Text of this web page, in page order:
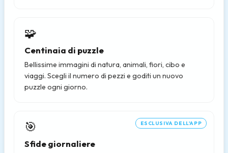
🧩
Centinaia di puzzle
Bellissime immagini di natura, animali, fiori, cibo e
viaggi. Scegli il numero di pezzi e goditi un nuovo
puzzle ogni giorno.
ESCLUSIVA DELL'APP
🎯
Sfide giornaliere